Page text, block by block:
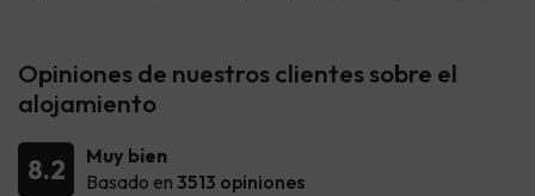
Opiniones de nuestros clientes sobre el
alojamiento
8.2
Muy bien
Basado en 3513 opiniones